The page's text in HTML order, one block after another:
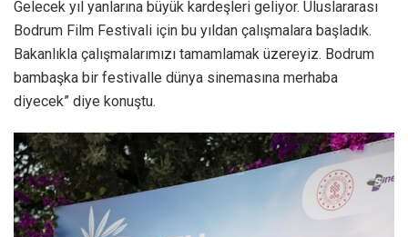
Gelecek yıl yanlarına büyük kardeşleri geliyor. Uluslararası
Bodrum Film Festivali için bu yıldan çalışmalara başladık.
Bakanlıkla çalışmalarımızı tamamlamak üzereyiz. Bodrum
bambaşka bir festivalle dünya sinemasına merhaba
diyecek” diye konuştu.